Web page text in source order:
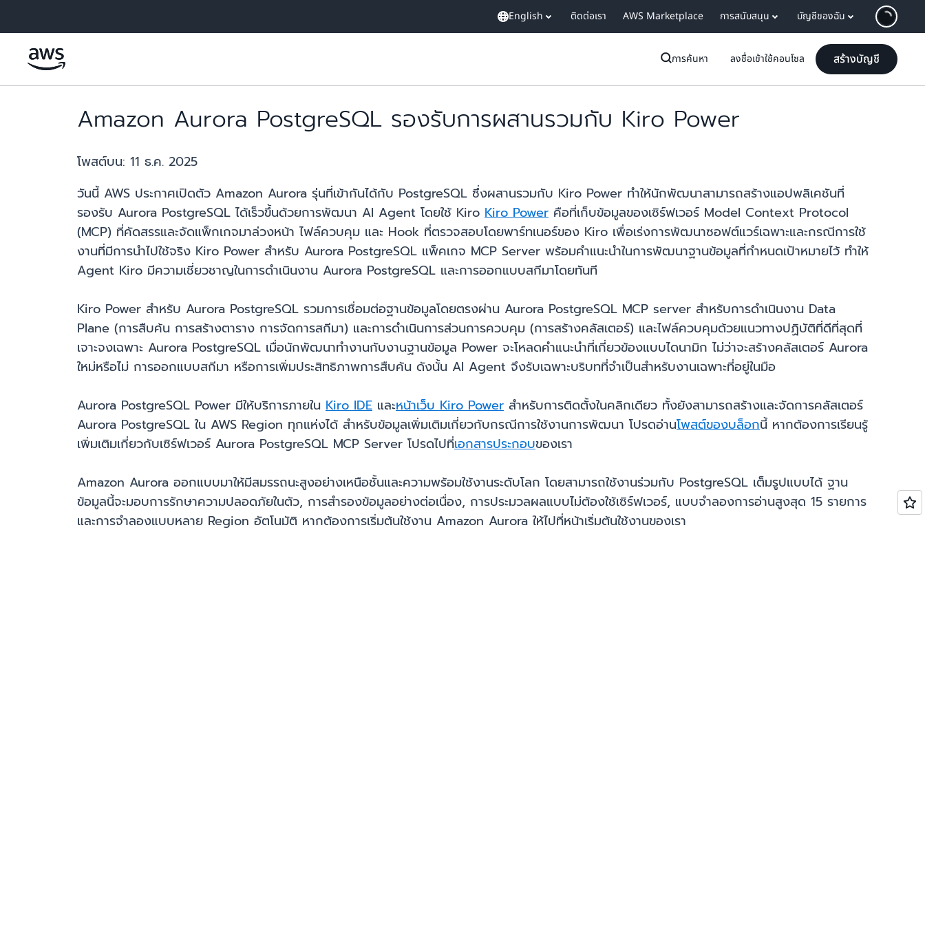
English ติดต่อเรา AWS Marketplace การสนับสนุน บัญชีของฉัน
การค้นหา ลงชื่อเข้าใช้คอนโซล สร้างบัญชี
Amazon Aurora PostgreSQL รองรับการผสานรวมกับ Kiro Power
โพสต์บน: 11 ธ.ค. 2025
วันนี้ AWS ประกาศเปิดตัว Amazon Aurora รุ่นที่เข้ากันได้กับ PostgreSQL ซึ่งผสานรวมกับ Kiro Power ทำให้นักพัฒนาสามารถสร้างแอปพลิเคชันที่
รองรับ Aurora PostgreSQL ได้เร็วขึ้นด้วยการพัฒนา AI Agent โดยใช้ Kiro Kiro Power คือที่เก็บข้อมูลของเซิร์ฟเวอร์ Model Context Protocol
(MCP) ที่คัดสรรและจัดแพ็กเกจมาล่วงหน้า ไฟล์ควบคุม และ Hook ที่ตรวจสอบโดยพาร์ทเนอร์ของ Kiro เพื่อเร่งการพัฒนาซอฟต์แวร์เฉพาะและกรณีการใช้
งานที่มีการนำไปใช้จริง Kiro Power สำหรับ Aurora PostgreSQL แพ็คเกจ MCP Server พร้อมคำแนะนำในการพัฒนาฐานข้อมูลที่กำหนดเป้าหมายไว้ ทำให้
Agent Kiro มีความเชี่ยวชาญในการดำเนินงาน Aurora PostgreSQL และการออกแบบสกีมาโดยทันที
Kiro Power สำหรับ Aurora PostgreSQL รวมการเชื่อมต่อฐานข้อมูลโดยตรงผ่าน Aurora PostgreSQL MCP server สำหรับการดำเนินงาน Data
Plane (การสืบค้น การสร้างตาราง การจัดการสกีมา) และการดำเนินการส่วนการควบคุม (การสร้างคลัสเตอร์) และไฟล์ควบคุมด้วยแนวทางปฏิบัติที่ดีที่สุดที่
เจาะจงเฉพาะ Aurora PostgreSQL เมื่อนักพัฒนาทำงานกับงานฐานข้อมูล Power จะโหลดคำแนะนำที่เกี่ยวข้องแบบไดนามิก ไม่ว่าจะสร้างคลัสเตอร์ Aurora
ใหม่หรือไม่ การออกแบบสกีมา หรือการเพิ่มประสิทธิภาพการสืบค้น ดังนั้น AI Agent จึงรับเฉพาะบริบทที่จำเป็นสำหรับงานเฉพาะที่อยู่ในมือ
Aurora PostgreSQL Power มีให้บริการภายใน Kiro IDE และหน้าเว็บ Kiro Power สำหรับการติดตั้งในคลิกเดียว ทั้งยังสามารถสร้างและจัดการคลัสเตอร์
Aurora PostgreSQL ใน AWS Region ทุกแห่งได้ สำหรับข้อมูลเพิ่มเติมเกี่ยวกับกรณีการใช้งานการพัฒนา โปรดอ่านโพสต์ของบล็อกนี้ หากต้องการเรียนรู้
เพิ่มเติมเกี่ยวกับเซิร์ฟเวอร์ Aurora PostgreSQL MCP Server โปรดไปที่เอกสารประกอบของเรา
Amazon Aurora ออกแบบมาให้มีสมรรถนะสูงอย่างเหนือชั้นและความพร้อมใช้งานระดับโลก โดยสามารถใช้งานร่วมกับ PostgreSQL เต็มรูปแบบได้ ฐาน
ข้อมูลนี้จะมอบการรักษาความปลอดภัยในตัว, การสำรองข้อมูลอย่างต่อเนื่อง, การประมวลผลแบบไม่ต้องใช้เซิร์ฟเวอร์, แบบจำลองการอ่านสูงสุด 15 รายการ
และการจำลองแบบหลาย Region อัตโนมัติ หากต้องการเริ่มต้นใช้งาน Amazon Aurora ให้ไปที่หน้าเริ่มต้นใช้งานของเรา